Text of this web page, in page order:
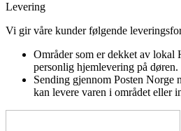
Levering
Vi gir våre kunder følgende
Områder som er dekket av lokal
personlig hjemlevering på døren.
Sending gjennom Posten Norge
kan levere varen i området eller